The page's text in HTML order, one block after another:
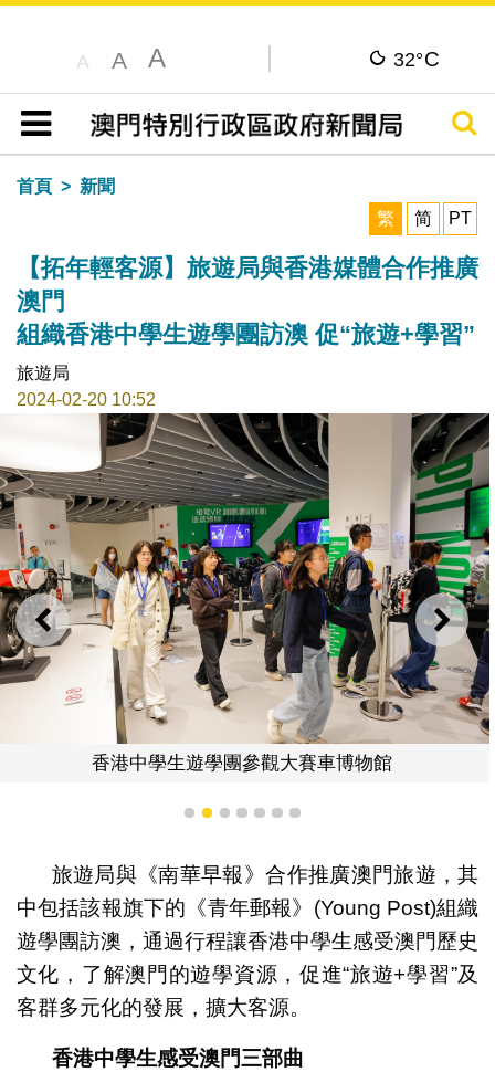
A A A 32°C
目錄
搜尋
首頁
新聞
繁
简 PT
【拓年輕客源】旅遊局與香港媒體合作推廣
澳門
組織香港中學生遊學團訪澳 促“旅遊+學習”
旅遊局
2024-02-20 10:52
上一則 下一
香港中學生遊學團參觀大賽車博物館
1 2 3 4 5 6 7
旅遊局與《南華早報》合作推廣澳門旅遊，其
中包括該報旗下的《青年郵報》(Young Post)組織
遊學團訪澳，通過行程讓香港中學生感受澳門歷史
文化，了解澳門的遊學資源，促進“旅遊+學習”及
客群多元化的發展，擴大客源。
香港中學生感受澳門三部曲